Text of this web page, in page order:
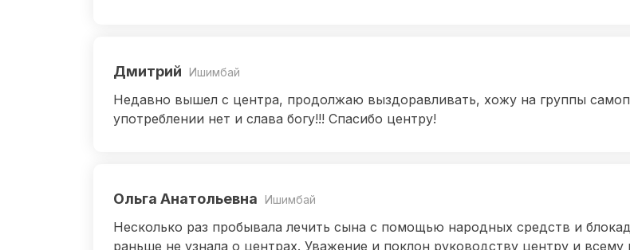
Дмитрий Ишимбай
Недавно вышел с центра, продолжаю выздоравливать, хожу на группы
употреблении нет и слава богу!!! Спасибо центру!
Ольга Анатольевна Ишимбай
Несколько раз пробывала лечить сына с помощью народных средств и
раньше не узнала о центрах. Уважение и поклон руководству центру и всему